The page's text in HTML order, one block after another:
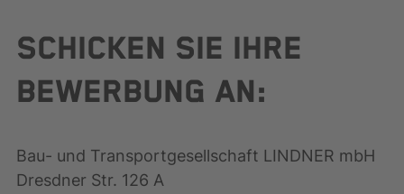
SCHICKEN SIE IHRE
BEWERBUNG AN:
Bau- und Transportgesellschaft LINDNER mbH
Dresdner Str. 126 A